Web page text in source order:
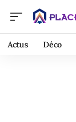
Actus Déco